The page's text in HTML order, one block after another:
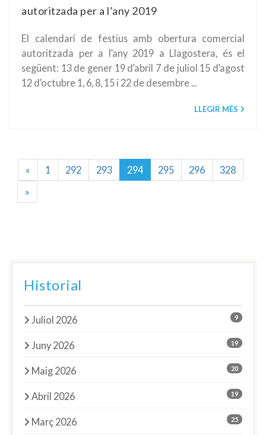
autoritzada per a l’any 2019
El calendari de festius amb obertura comercial
autoritzada per a l’any 2019 a Llagostera, és el
següent: 13 de gener 19 d’abril 7 de juliol 15 d’agost
12 d’octubre 1, 6, 8, 15 i 22 de desembre ...
LLEGIR MÉS
« 1 292 293 294 295 296
328
»
Historial
Juliol 2026 9
Juny 2026 19
Maig 2026 20
Abril 2026 19
Març 2026 25